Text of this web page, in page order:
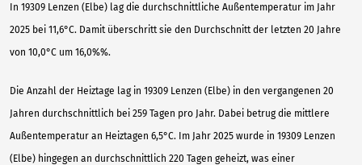
In 19309 Lenzen (Elbe) lag die durchschnittliche Außentemperatur im Jahr
2025 bei 11,6°C. Damit überschritt sie den Durchschnitt der letzten 20 Jahre
von 10,0°C um 16,0%%.
Die Anzahl der Heiztage lag in 19309 Lenzen (Elbe) in den vergangenen 20
Jahren durchschnittlich bei 259 Tagen pro Jahr. Dabei betrug die mittlere
Außentemperatur an Heiztagen 6,5°C. Im Jahr 2025 wurde in 19309 Lenzen
(Elbe) hingegen an durchschnittlich 220 Tagen geheizt, was einer